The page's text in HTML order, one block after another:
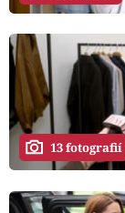
13 fotografií